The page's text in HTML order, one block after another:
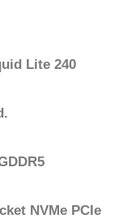
Lite 240
NVMe PCIe